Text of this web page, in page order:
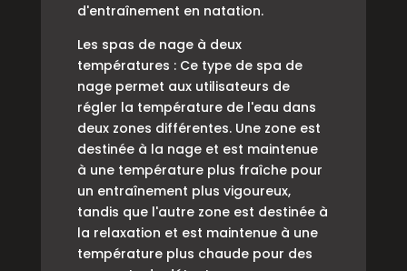
d'entraînement en natation.
Les spas de nage à deux
températures : Ce type de spa de
nage permet aux utilisateurs de
régler la température de l'eau dans
deux zones différentes. Une zone est
destinée à la nage et est maintenue
à une température plus fraîche pour
un entraînement plus vigoureux,
tandis que l'autre zone est destinée à
la relaxation et est maintenue à une
température plus chaude pour des